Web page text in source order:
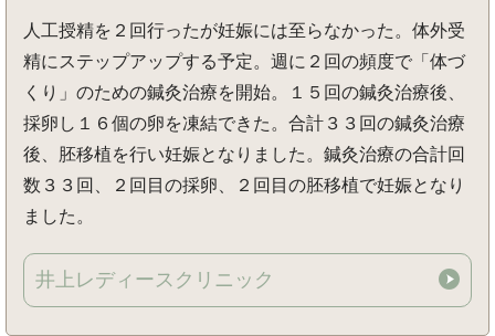
人工授精を２回行ったが妊娠には至らなかった。体外受
精にステップアップする予定。週に２回の頻度で「体づ
くり」のための鍼灸治療を開始。１５回の鍼灸治療後、
採卵し１６個の卵を凍結できた。合計３３回の鍼灸治療
後、胚移植を行い妊娠となりました。鍼灸治療の合計回
数３３回、２回目の採卵、２回目の胚移植で妊娠となり
ました。
井上レディースクリニック